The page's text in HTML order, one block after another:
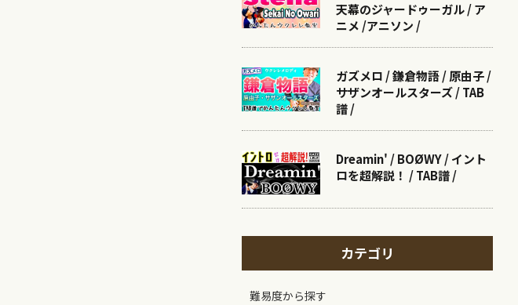
天幕のジャードゥーガル / ア
ニメ /アニソン /
ガズメロ / 鎌倉物語 / 原由子 /
サザンオールスターズ / TAB
譜 /
Dreamin' / BOØWY / イント
ロを超解説！ / TAB譜 /
カテゴリ
難易度から探す